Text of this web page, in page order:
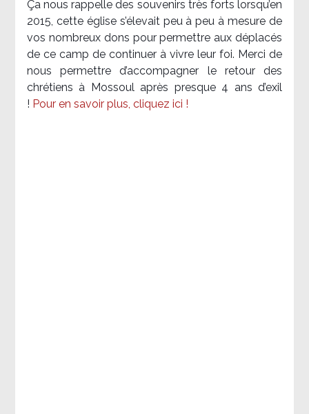
Ça nous rappelle des souvenirs très forts lorsqu’en
2015, cette église s’élevait peu à peu à mesure de
vos nombreux dons pour permettre aux déplacés
de ce camp de continuer à vivre leur foi. Merci de
nous permettre d’accompagner le retour des
chrétiens à Mossoul après presque 4 ans d’exil
! Pour en savoir plus, cliquez ici !